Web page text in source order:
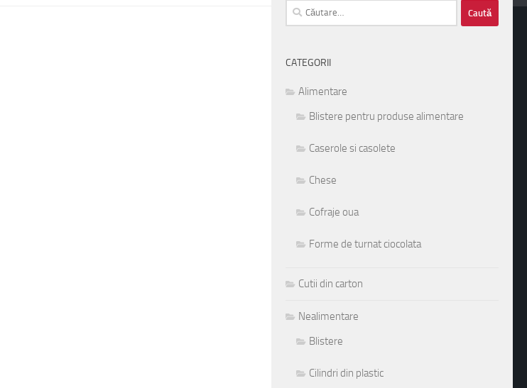
Caută
după:
CATEGORII
Alimentare
Blistere pentru produse alimentare
Caserole si casolete
Chese
Cofraje oua
Forme de turnat ciocolata
Cutii din carton
Nealimentare
Blistere
Cilindri din plastic